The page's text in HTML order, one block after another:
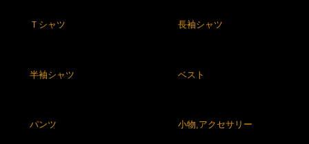
Ｔシャツ 長袖シャツ
半袖シャツ ベスト
パンツ 小物,アクセサリー